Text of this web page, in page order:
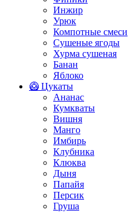
Инжир
Урюк
Компотные смеси
Сушеные ягоды
Хурма сушеная
Банан
Яблоко
🥝 Цукаты
Ананас
Кумкваты
Вишня
Манго
Имбирь
Клубника
Клюква
Дыня
Папайя
Персик
Груша